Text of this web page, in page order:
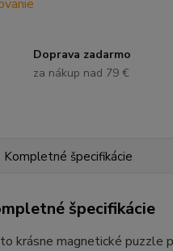
Doprava zadarmo
za nákup nad 79 €
Kompletné špecifikácie
špecifikácie
krásne magnetické puzzle